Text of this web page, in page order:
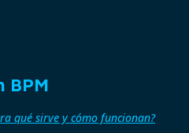
BPM
qué sirve y cómo funcionan?